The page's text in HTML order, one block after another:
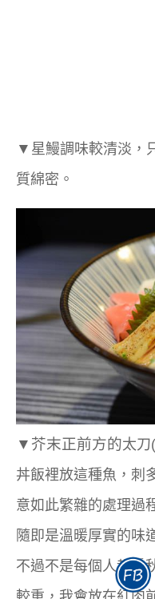
▼ 星鰻調味較清淡，
質綿密。
▼芥末正前方的太刀
丼飯裡放這種魚，刺
意如此繁雜的處理過
隨即是溫暖厚實的味
不過不是每個人都愛